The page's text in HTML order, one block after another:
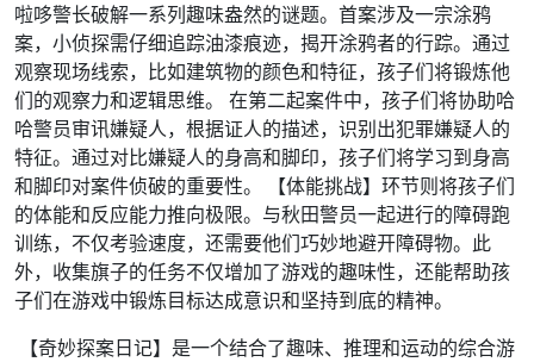
啦哆警长破解一系列趣味盎然的谜题。首案涉及一宗涂鸦
案，小侦探需仔细追踪油漆痕迹，揭开涂鸦者的行踪。通过
观察现场线索，比如建筑物的颜色和特征，孩子们将锻炼他
们的观察力和逻辑思维。 在第二起案件中，孩子们将协助哈
哈警员审讯嫌疑人，根据证人的描述，识别出犯罪嫌疑人的
特征。通过对比嫌疑人的身高和脚印，孩子们将学习到身高
和脚印对案件侦破的重要性。 【体能挑战】环节则将孩子们
的体能和反应能力推向极限。与秋田警员一起进行的障碍跑
训练，不仅考验速度，还需要他们巧妙地避开障碍物。此
外，收集旗子的任务不仅增加了游戏的趣味性，还能帮助孩
子们在游戏中锻炼目标达成意识和坚持到底的精神。
【奇妙探案日记】是一个结合了趣味、推理和运动的综合游